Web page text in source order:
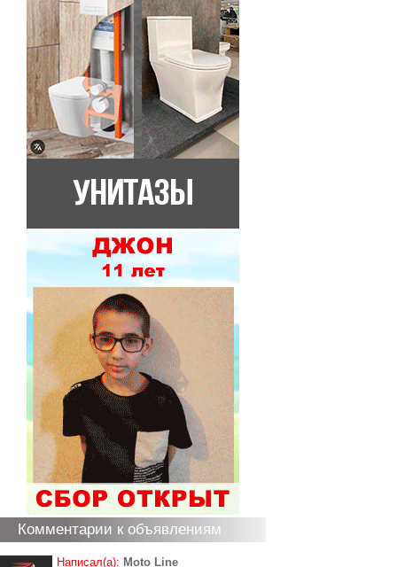
Комментарии к объявлениям
Написал(а): Moto Line